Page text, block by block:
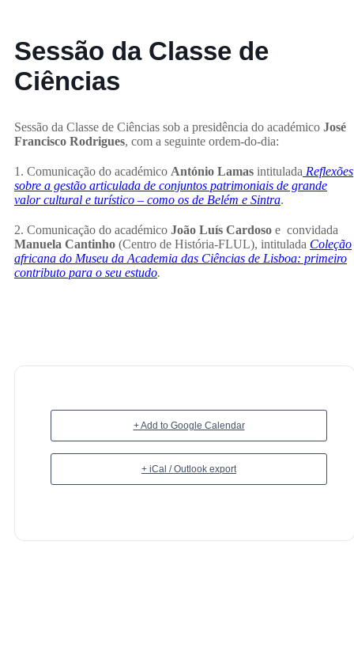
Sessão da Classe de
Ciências
Sessão da Classe de Ciências sob a presidência do académico José
Francisco Rodrigues, com a seguinte ordem-do-dia:
1. Comunicação do académico António Lamas intitulada Reflexões
sobre a gestão articulada de conjuntos patrimoniais de grande
valor cultural e turístico – como os de Belém e Sintra.
2. Comunicação do académico João Luís Cardoso e convidada
Manuela Cantinho (Centro de História-FLUL), intitulada Coleção
africana do Museu da Academia das Ciências de Lisboa: primeiro
contributo para o seu estudo.
+ Add to Google Calendar
+ iCal / Outlook export